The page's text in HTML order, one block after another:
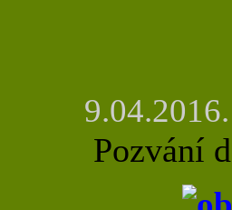
9.04.2016.
Pozvání